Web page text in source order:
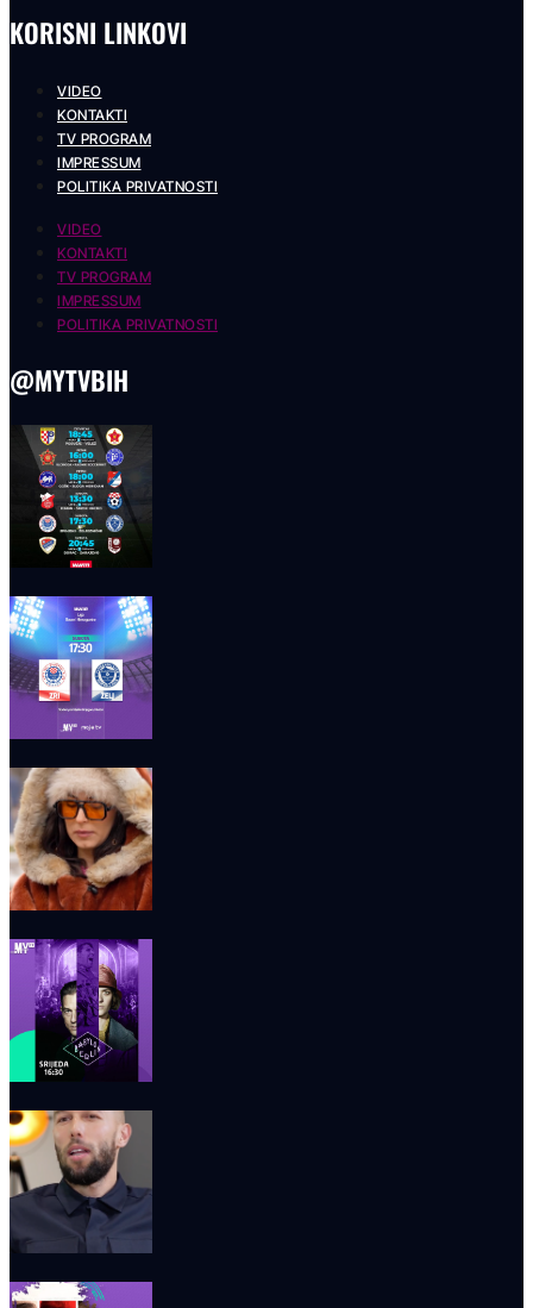
KORISNI LINKOVI
VIDEO
KONTAKTI
TV PROGRAM
IMPRESSUM
POLITIKA PRIVATNOSTI
VIDEO
KONTAKTI
TV PROGRAM
IMPRESSUM
POLITIKA PRIVATNOSTI
@MYTVBIH